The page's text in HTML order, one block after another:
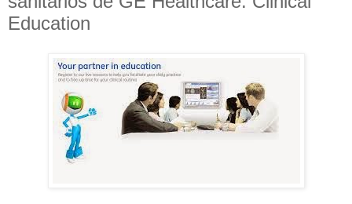
Education